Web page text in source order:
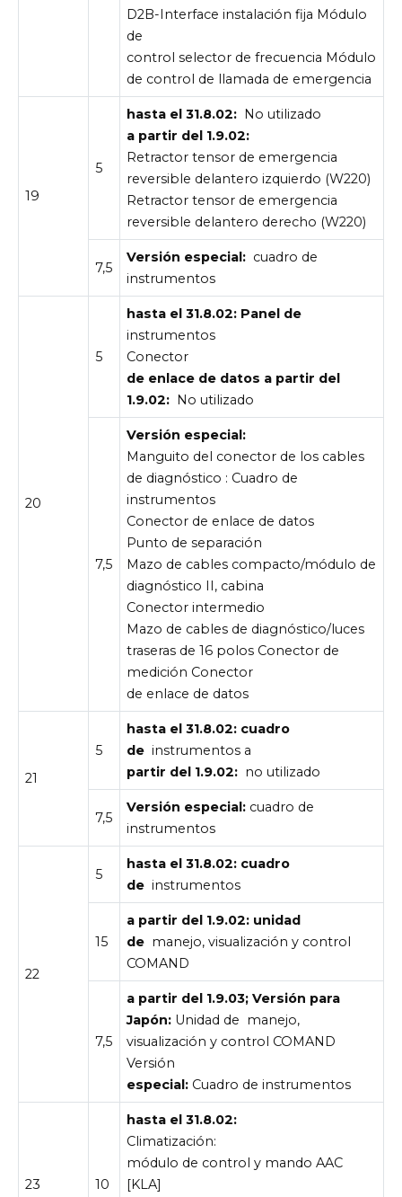
D2B-Interface instalación fija Módulo
de
control selector de frecuencia Módulo
de control de llamada de emergencia
19
5
hasta el 31.8.02: No utilizado
a partir del 1.9.02:
Retractor tensor de emergencia
reversible delantero izquierdo (W220)
Retractor tensor de emergencia
reversible delantero derecho (W220)
7,5
Versión especial: cuadro de
instrumentos
20
5
hasta el 31.8.02: Panel de
instrumentos
Conector
de enlace de datos a partir del
1.9.02: No utilizado
7,5
Versión especial:
Manguito del conector de los cables
de diagnóstico : Cuadro de
instrumentos
Conector de enlace de datos
Punto de separación
Mazo de cables compacto/módulo de
diagnóstico II, cabina
Conector intermedio
Mazo de cables de diagnóstico/luces
traseras de 16 polos Conector de
medición Conector
de enlace de datos
21
5
hasta el 31.8.02: cuadro
de instrumentos a
partir del 1.9.02: no utilizado
7,5
Versión especial: cuadro de
instrumentos
22
5
hasta el 31.8.02: cuadro
de instrumentos
15
a partir del 1.9.02: unidad
de manejo, visualización y control
COMAND
7,5
a partir del 1.9.03; Versión para
Japón: Unidad de manejo,
visualización y control COMAND
Versión
especial: Cuadro de instrumentos
23 10
hasta el 31.8.02:
Climatización:
módulo de control y mando AAC
[KLA]